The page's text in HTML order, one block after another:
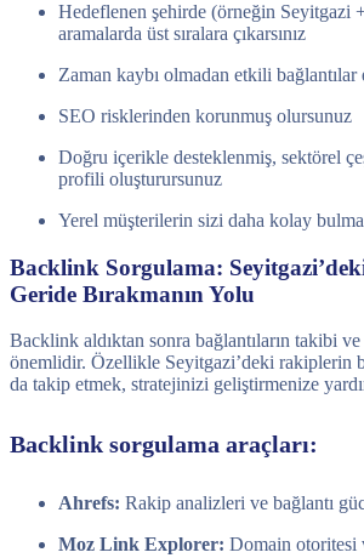
Hedeflenen şehirde (örneğin Seyitgazi
aramalarda üst sıralara çıkarsınız
Zaman kaybı olmadan etkili bağlantılar
SEO risklerinden korunmuş olursunuz
Doğru içerikle desteklenmiş, sektörel
profili oluşturursunuz
Yerel müşterilerin sizi daha kolay
Backlink Sorgulama:
Geride Bırakmanın Yolu
Backlink aldıktan sonra bağlantıların takibi
önemlidir. Özellikle Seyitgazi’deki rakiplerin
da takip etmek, stratejinizi geliştirmenize
Backlink sorgulama araçları:
Ahrefs: Rakip analizleri ve bağlantı
Moz Link Explorer: Domain otoritesi